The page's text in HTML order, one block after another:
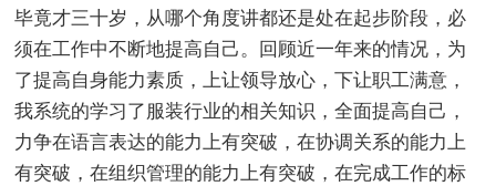
毕竟才三十岁，从哪个角度讲都还是处在起步阶段，必
须在工作中不断地提高自己。回顾近一年来的情况，为
了提高自身能力素质，上让领导放心，下让职工满意，
我系统的学习了服装行业的相关知识，全面提高自己，
力争在语言表达的能力上有突破，在协调关系的能力上
有突破，在组织管理的能力上有突破，在完成工作的标